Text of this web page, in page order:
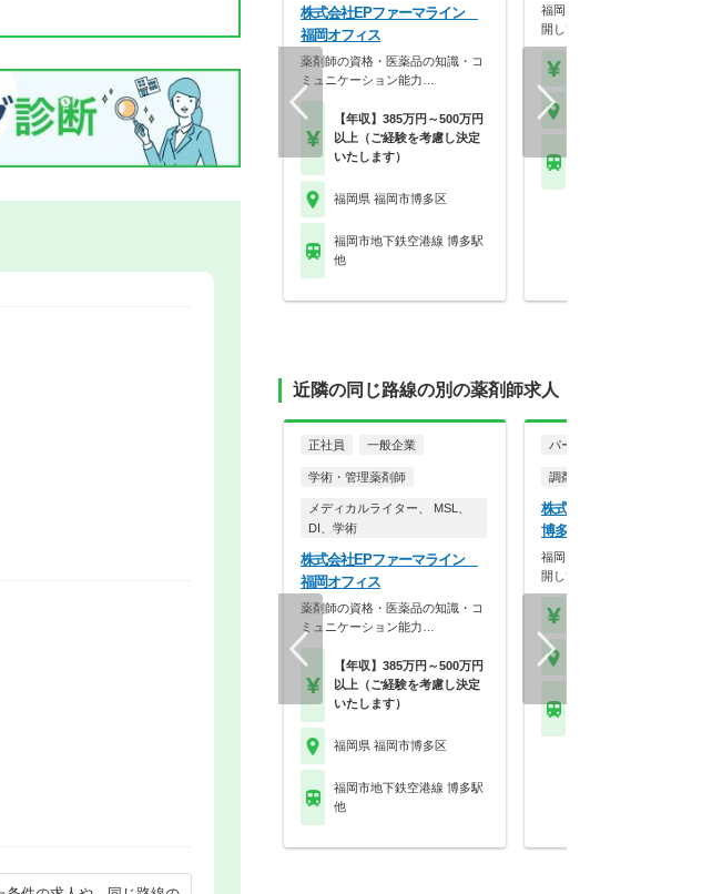
株式会社EPファーマライン
福岡オフィス
薬剤師の資格・医薬品の知識・コ
ミュニケーション能力…
【年収】385万円～500万円
以上（ご経験を考慮し決定
いたします）
福岡県 福岡市博多区
福岡市地下鉄空港線 博多駅
他
福岡を拠点に九州でドミナン
開している大手調剤・…
近隣の同じ路線の別の薬剤師求人
正社員 一般企業
学術・管理薬剤師
メディカルライター、 MSL、
DI、学術
株式会社EPファーマライン
福岡オフィス
薬剤師の資格・医薬品の知識・コ
ミュニケーション能力…
【年収】385万円～500万円
以上（ご経験を考慮し決定
いたします）
福岡県 福岡市博多区
福岡市地下鉄空港線 博多駅
他
パート・アルバイト
調剤薬局
株式会社大賀薬局 大賀
博多駅南1丁目店
福岡を拠点に九州でドミナン
開している大手調剤・…